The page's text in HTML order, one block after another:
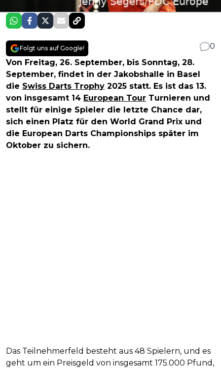
Folgt uns auf Google!
0
Von Freitag, 26. September, bis Sonntag, 28.
September, findet in der Jakobshalle in Basel
die Swiss Darts Trophy 2025 statt. Es ist das 13.
von insgesamt 14 European Tour Turnieren und
stellt für einige Spieler die letzte Chance dar,
sich einen Platz für den World Grand Prix und
die European Darts Championships später im
Oktober zu sichern.
Das Teilnehmerfeld besteht aus 48 Spielern, und es
geht um ein Preisgeld von insgesamt 175.000 Pfund,